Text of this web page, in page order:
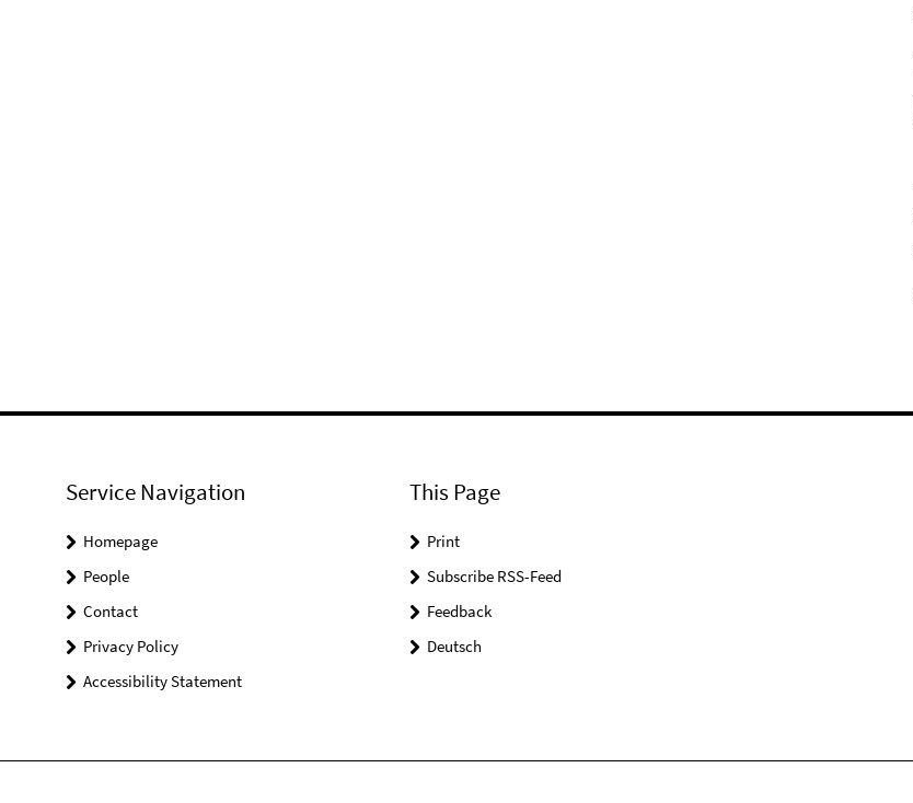
Service Navigation
Homepage
People
Contact
Privacy Policy
Accessibility Statement
This Page
Print
Subscribe RSS-Feed
Feedback
Deutsch